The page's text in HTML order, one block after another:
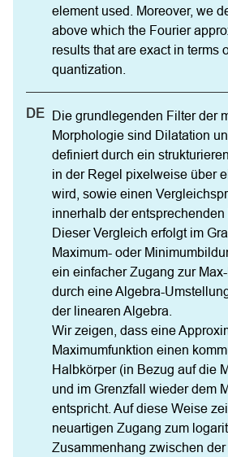
element used. Moreover, we
above which the Fourier
results that are exact in terms
quantization.
Die grundlegenden Filter der
Morphologie sind Dilatation
definiert durch ein
in der Regel pixelweise über
wird, sowie einen
innerhalb der entsprechenden
Dieser Vergleich erfolgt im
Maximum- oder
ein einfacher Zugang zur
durch eine Algebra-
der linearen Algebra.
Wir zeigen, dass eine
Maximumfunktion einen
Halbkörper (in Bezug auf die
und im Grenzfall wieder dem
entspricht. Auf diese Weise
neuartigen Zugang zum
Zusammenhang zwischen